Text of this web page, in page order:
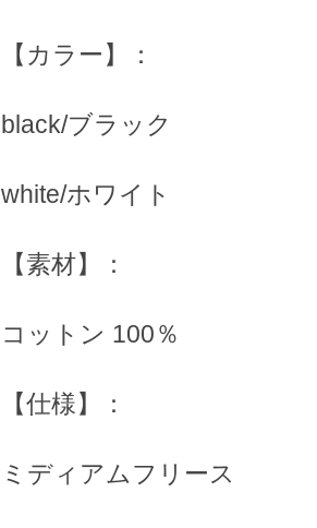
【カラー】：
black/ブラック
white/ホワイト
【素材】：
コットン 100％
【仕様】：
ミディアムフリース